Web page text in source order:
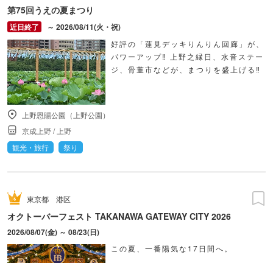
第75回うえの夏まつり
～ 2026/08/11(火・祝)
好評の「蓮見デッキりんりん回廊」が、
パワーアップ‼ 上野之縁日、水音ステー
ジ、骨董市などが、まつりを盛上げる‼
上野恩賜公園（上野公園）
京成上野/ 上野
観光・旅行
祭り
東京都 港区
オクトーバーフェスト TAKANAWA GATEWAY CITY 2026
2026/08/07(金) ～ 08/23(日)
この夏、一番陽気な17日間へ。